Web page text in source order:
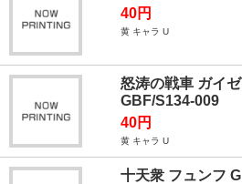
40円
黄 キャラ U
怒涛の戦車 ガイ
GBF/S134-009
40円
黄 キャラ U
十天衆 フュンフ